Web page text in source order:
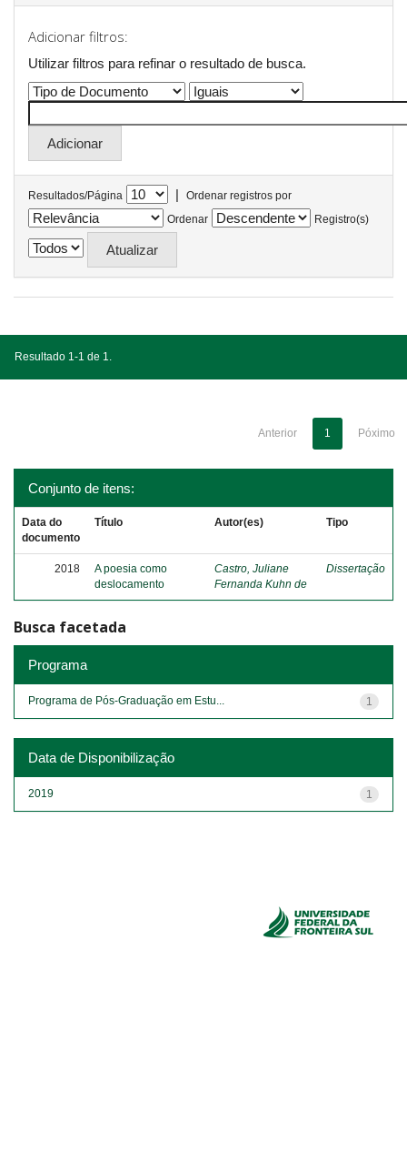
Adicionar filtros:
Utilizar filtros para refinar o resultado de busca.
Resultados/Página |
Ordenar registros por
Ordenar
Registro(s)
Resultado 1-1 de 1.
Anterior 1 Póximo
Conjunto de itens:
Data do
documento
Título Autor(es) Tipo
2018
A poesia como
deslocamento
Castro, Juliane
Fernanda Kuhn de
Dissertação
Busca facetada
Programa
1
Programa de Pós-Graduação em Estu...
Data de Disponibilização
1
2019